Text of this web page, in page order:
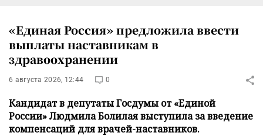
«Единая Россия» предложила ввести
выплаты наставникам в
здравоохранении
6 августа 2026, 12:44 0
Кандидат в депутаты Госдумы от «Единой
России» Людмила Болилая выступила за введение
компенсаций для врачей-наставников.